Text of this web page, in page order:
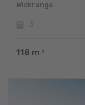
Wickrange
118 m 2